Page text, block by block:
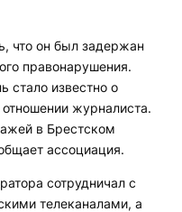
что он был задержан
правонарушения.
стало известно о
журналиста.
в Брестском
ассоциация.
сотрудничал с
телеканалами, а